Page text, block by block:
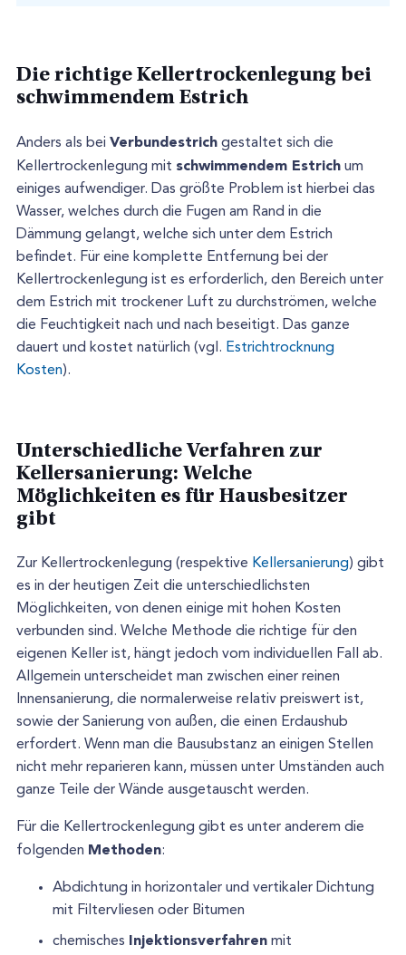
Die richtige Kellertrockenlegung bei
schwimmendem Estrich
Anders als bei Verbundestrich gestaltet sich die
Kellertrockenlegung mit schwimmendem Estrich um
einiges aufwendiger. Das größte Problem ist hierbei das
Wasser, welches durch die Fugen am Rand in die
Dämmung gelangt, welche sich unter dem Estrich
befindet. Für eine komplette Entfernung bei der
Kellertrockenlegung ist es erforderlich, den Bereich unter
dem Estrich mit trockener Luft zu durchströmen, welche
die Feuchtigkeit nach und nach beseitigt. Das ganze
dauert und kostet natürlich (vgl. Estrichtrocknung
Kosten).
Unterschiedliche Verfahren zur
Kellersanierung: Welche
Möglichkeiten es für Hausbesitzer
gibt
Zur Kellertrockenlegung (respektive Kellersanierung) gibt
es in der heutigen Zeit die unterschiedlichsten
Möglichkeiten, von denen einige mit hohen Kosten
verbunden sind. Welche Methode die richtige für den
eigenen Keller ist, hängt jedoch vom individuellen Fall ab.
Allgemein unterscheidet man zwischen einer reinen
Innensanierung, die normalerweise relativ preiswert ist,
sowie der Sanierung von außen, die einen Erdaushub
erfordert. Wenn man die Bausubstanz an einigen Stellen
nicht mehr reparieren kann, müssen unter Umständen auch
ganze Teile der Wände ausgetauscht werden.
Für die Kellertrockenlegung gibt es unter anderem die
folgenden Methoden:
Abdichtung in horizontaler und vertikaler Dichtung
mit Filtervliesen oder Bitumen
chemisches Injektionsverfahren mit